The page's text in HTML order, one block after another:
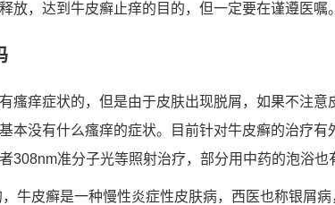
放，达到牛皮癣止痒的目的，但一定要在谨遵医嘱。
瘙痒症状的，但是由于皮肤出现脱屑，如果不注
本没有什么瘙痒的症状。目前针对牛皮癣的治疗有
308nm准分子光等照射治疗，部分用中药的泡浴也
牛皮癣是一种慢性炎症性皮肤病，西医也称银屑